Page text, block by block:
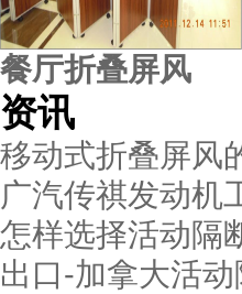
广州万联证券公司
餐厅折叠屏风
资讯
移动式折叠屏风
广汽传祺发动机
怎样选择活动隔
出口-加拿大活